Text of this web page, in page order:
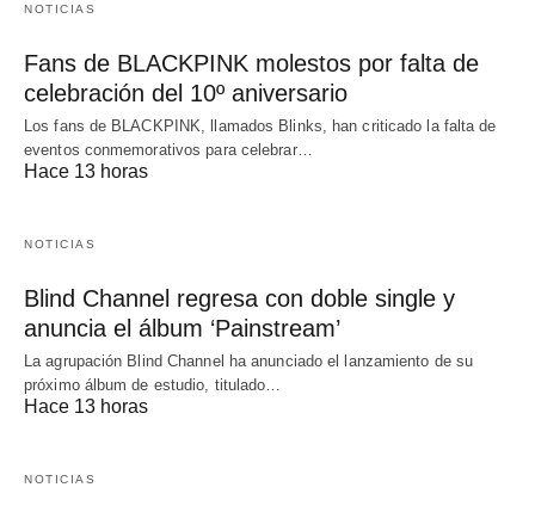
NOTICIAS
Fans de BLACKPINK molestos por falta de
celebración del 10º aniversario
Los fans de BLACKPINK, llamados Blinks, han criticado la falta de
eventos conmemorativos para celebrar…
Hace 13 horas
NOTICIAS
Blind Channel regresa con doble single y
anuncia el álbum ‘Painstream’
La agrupación Blind Channel ha anunciado el lanzamiento de su
próximo álbum de estudio, titulado…
Hace 13 horas
NOTICIAS